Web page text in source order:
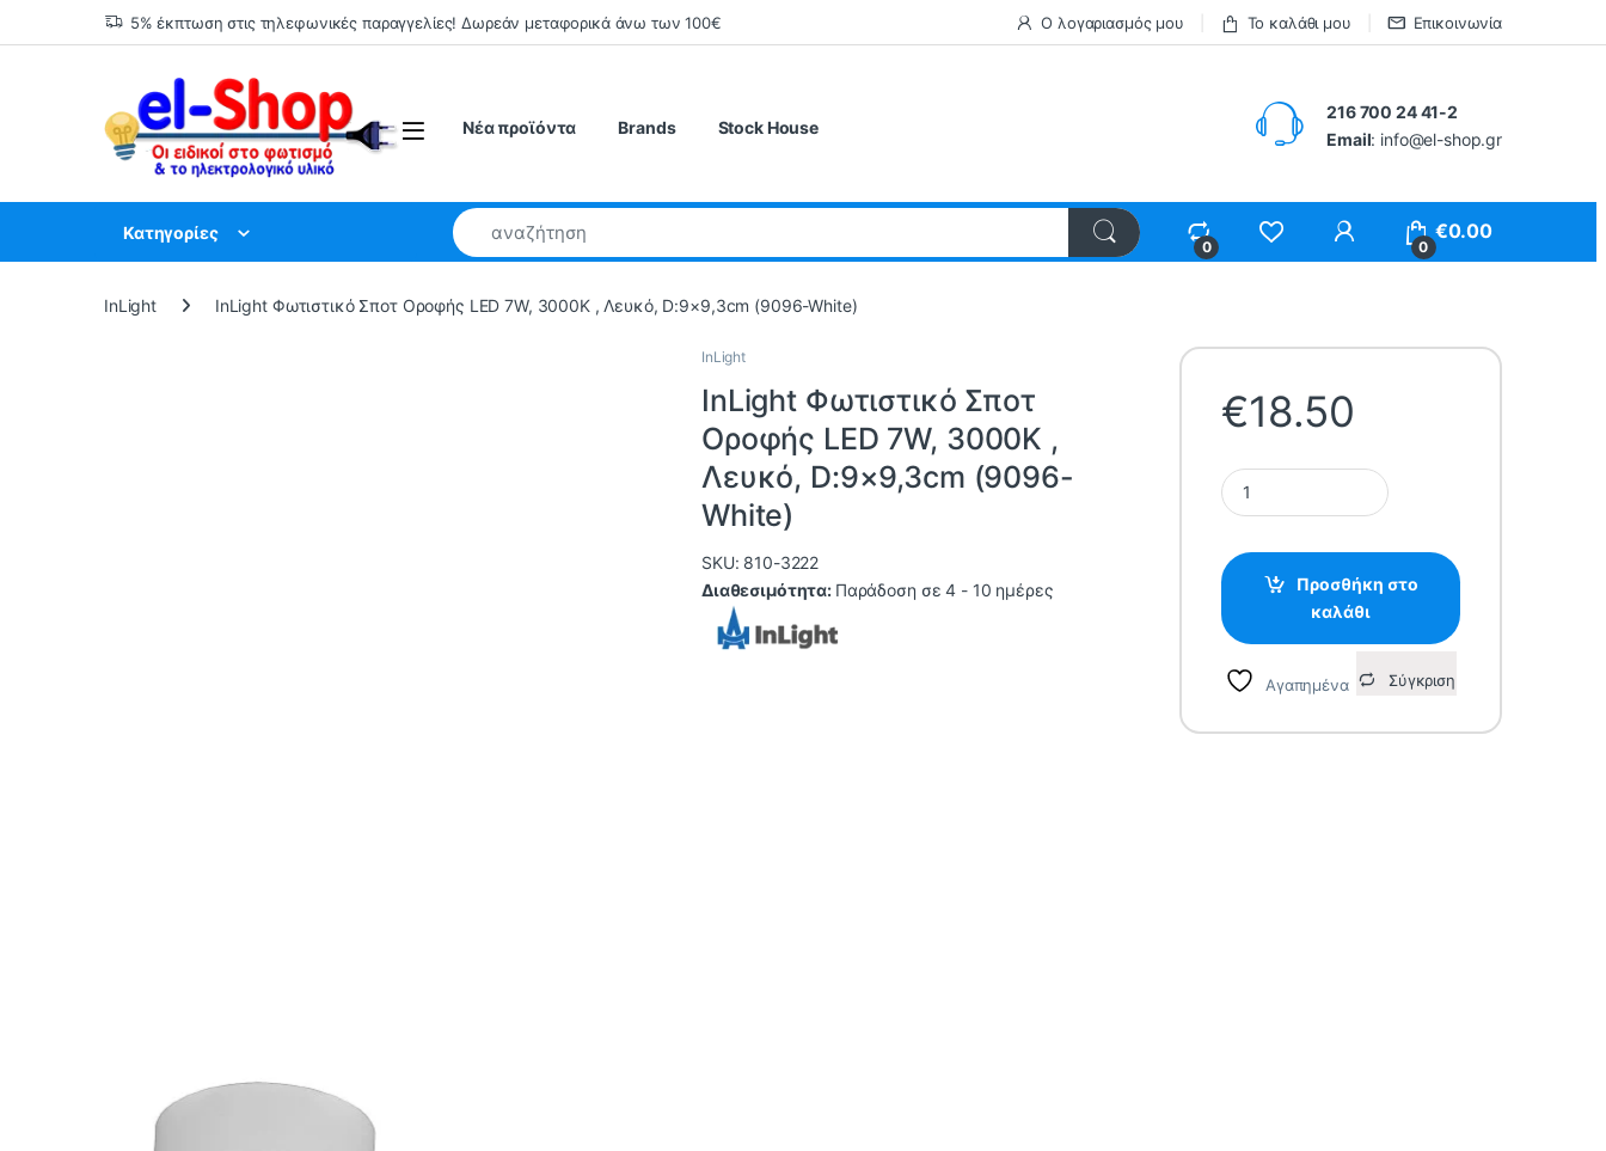
Skip to navigation
Skip to content 5% έκπτωση στις τηλεφωνικές παραγγελίες! Δωρεάν μεταφορικά άνω των 100€ Ο λογαριασμός μου Το καλάθι μου Επικοινωνία
Νέα προϊόντα Brands Stock House
216 700 24 41-2
Email: info@el-shop.gr
Κατηγορίες
0 0
€0.00
InLight InLight Φωτιστικό Σποτ Οροφής LED 7W, 3000K , Λευκό, D:9×9,3cm (9096-White)
InLight
InLight Φωτιστικό Σποτ
Οροφής LED 7W, 3000K ,
Λευκό, D:9×9,3cm (9096-
White)
SKU: 810-3222
Διαθεσιμότητα: Παράδοση σε 4 - 10 ημέρες
€18.50
InLight Φωτιστικό Σποτ Οροφής LED 7W,
Προσθήκη στο
καλάθι
Αγαπημένα Σύγκριση